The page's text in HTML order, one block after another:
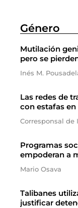
Género
Mutilación
pero se
Inés M.
Las redes de
con estafas en
Corresponsal de
Programas
empoderan a
Mario Osava
Talibanes
justificar